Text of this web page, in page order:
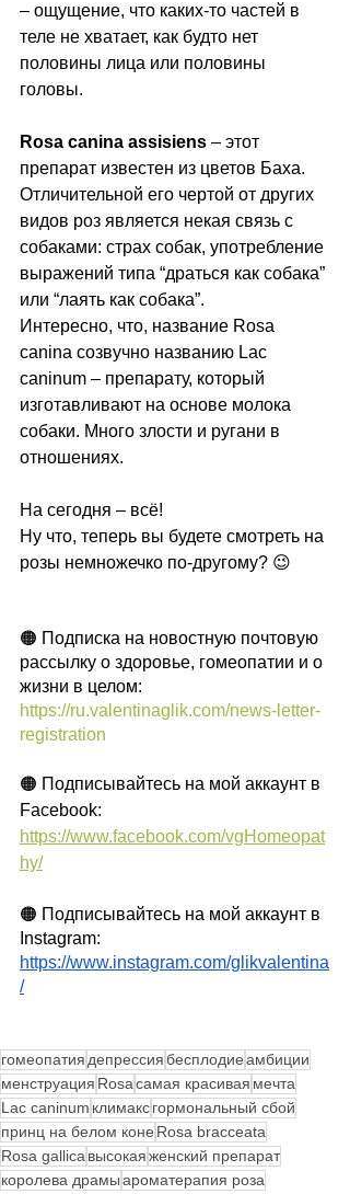
– ощущение, что каких-то частей в
теле не хватает, как будто нет
половины лица или половины
головы.
Rosa canina assisiens – этот
препарат известен из цветов Баха.
Отличительной его чертой от других
видов роз является некая связь с
собаками: страх собак, употребление
выражений типа “драться как собака”
или “лаять как собака”.
Интересно, что, название Rosa
canina созвучно названию Lac
caninum – препарату, который
изготавливают на основе молока
собаки. Много злости и ругани в
отношениях.
На сегодня – всё!
Ну что, теперь вы будете смотреть на
розы немножечко по-другому? 😉
🟠 Подписка на новостную почтовую
рассылку о здоровье, гомеопатии и о
жизни в целом:
https://ru.valentinaglik.com/news-letter-
registration
🟠 Подписывайтесь на мой аккаунт в
Facebook:
https://www.facebook.com/vgHomeopat
hy/
🟠 Подписывайтесь на мой аккаунт в
Instagram:
https://www.instagram.com/glikvalentina
/
гомеопатия депрессиябесплодиеамбиции
менструация Rosaсамая красивая мечта
Lac caninum климаксгормональный сбой
принц на белом коне Rosa bracceata
Rosa gallica высокаяженский препарат
королева драмыароматерапия роза